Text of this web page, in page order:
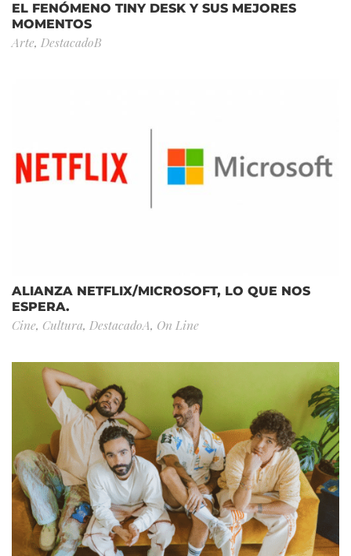
EL FENÓMENO TINY DESK Y SUS MEJORES
MOMENTOS
Arte, DestacadoB
ALIANZA NETFLIX/MICROSOFT, LO QUE NOS
ESPERA.
Cine, Cultura, DestacadoA, On Line